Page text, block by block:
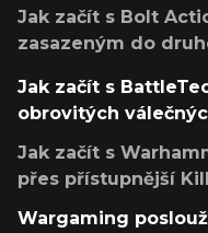
Jak začít s Bolt
zasazeným do
Jak začít s
obrovitých
Jak začít s
přes přístupnější
Wargaming